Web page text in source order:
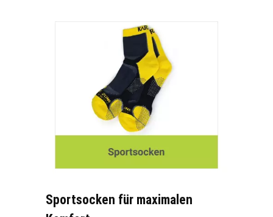
Sportsocken für maximalen